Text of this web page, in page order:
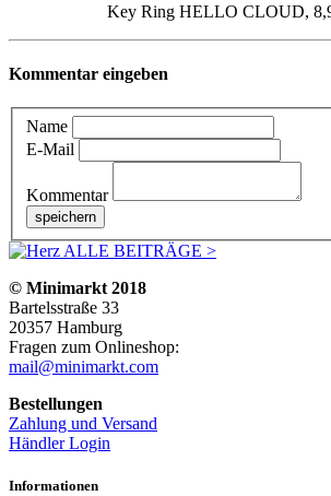
Key Ring HELLO CLOUD,
Kommentar eingeben
Name
E-Mail
Kommentar
ALLE BEITRÄGE >
© Minimarkt 2018
Bartelsstraße 33
20357 Hamburg
Fragen zum Onlineshop:
mail@minimarkt.com
Bestellungen
Zahlung und Versand
Händler Login
Informationen